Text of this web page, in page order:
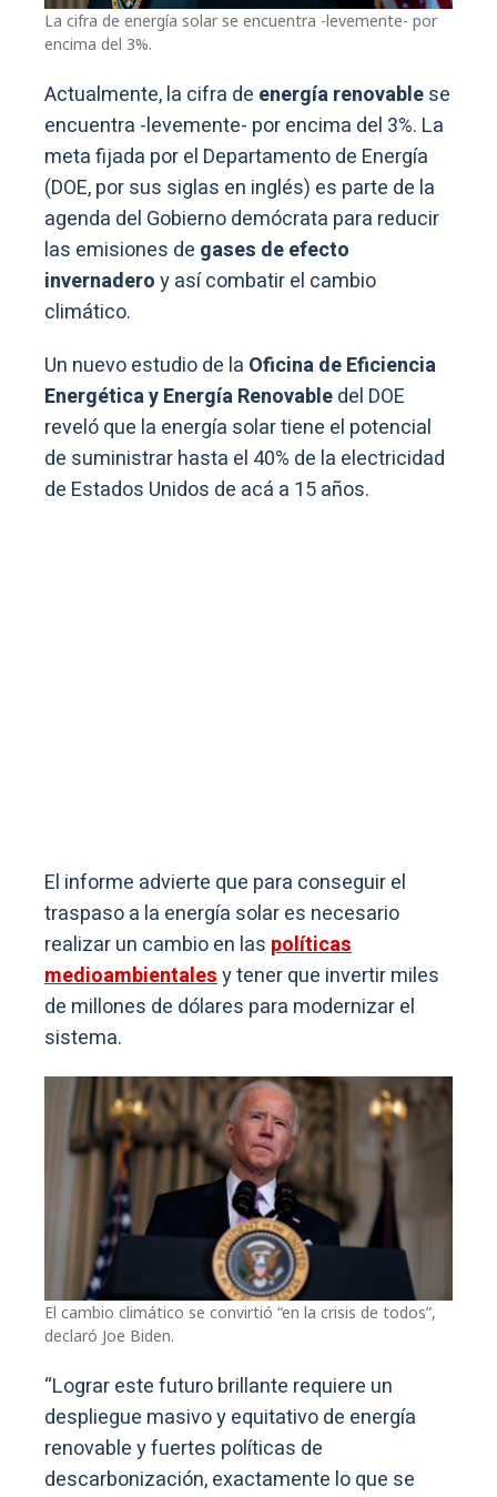
La cifra de energía solar se encuentra -levemente- por
encima del 3%.
Actualmente, la cifra de energía renovablese
encuentra -levemente- por encima del 3%. La
meta fijada por el Departamento de Energía
(DOE, por sus siglas en inglés) es parte de la
agenda del Gobierno demócrata para reducir
las emisiones de gases de efecto
invernaderoy así combatir el cambio
climático.
Un nuevo estudio de la Oficina de Eficiencia
Energética y Energía Renovabledel DOE
reveló que la energía solar tiene el potencial
de suministrar hasta el 40% de la electricidad
de Estados Unidos de acá a 15 años.
El informe advierte que para conseguir el
traspaso a la energía solar es necesario
realizar un cambio en las políticas
medioambientalesy tener que invertir miles
de millones de dólares para modernizar el
sistema.
El cambio climático se convirtió “en la crisis de todos”,
declaró Joe Biden.
“Lograr este futuro brillante requiere un
despliegue masivo y equitativo de energía
renovable y fuertes políticas de
descarbonización, exactamente lo que se